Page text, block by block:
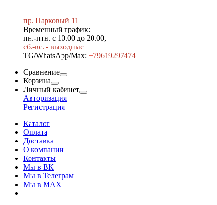
пр. Парковый 11
Временный график:
пн.-птн. с 10.00 до 20.00,
сб.-вс. - выходные
TG/WhatsApp/Max: +79619297474
Сравнение
Корзина
Личный кабинет
Авторизация
Регистрация
Каталог
Оплата
Доставка
О компании
Контакты
Мы в ВК
Мы в Телеграм
Мы в МAX